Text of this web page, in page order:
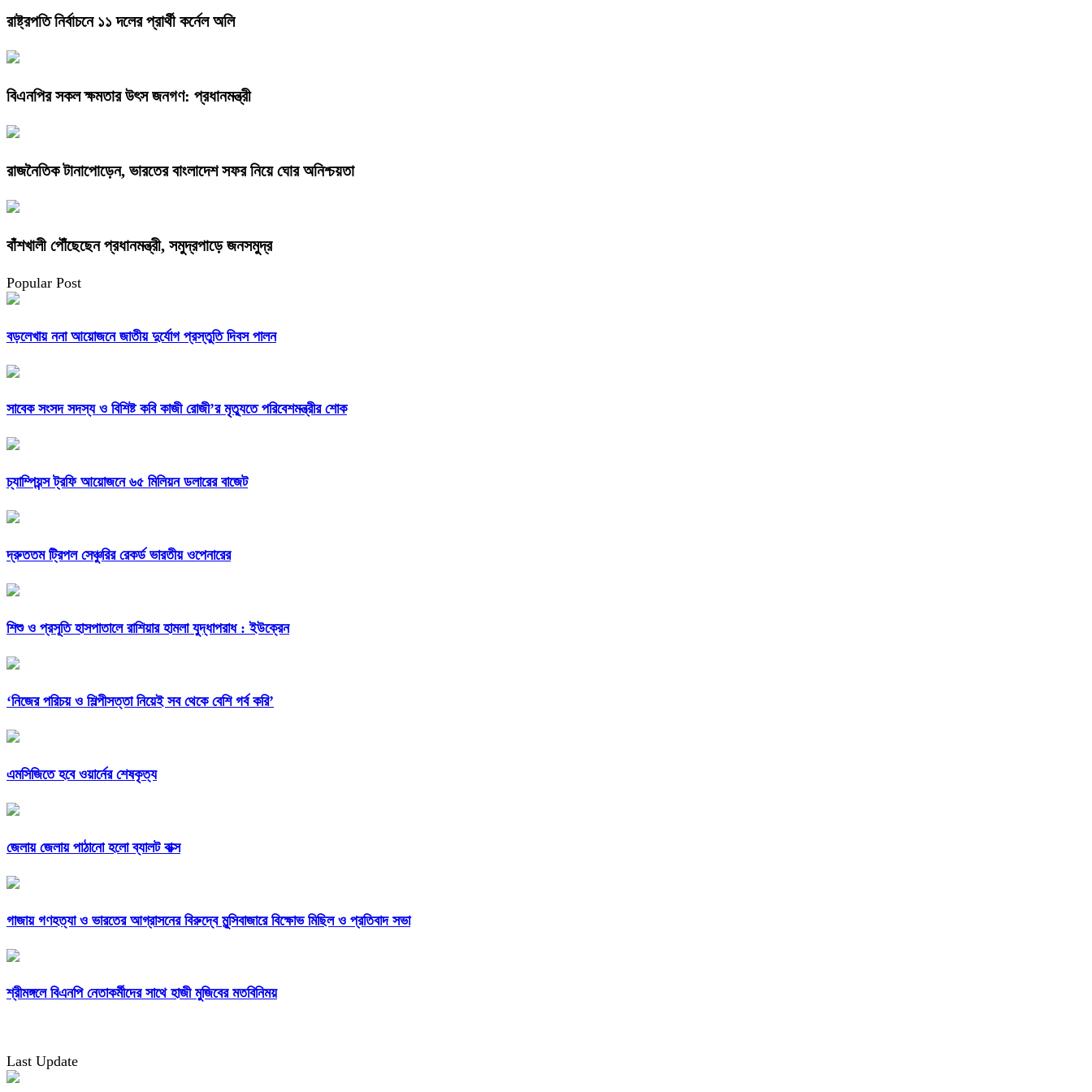
রাষ্ট্রপতি নির্বাচনে ১১ দলের প্রার্থী কর্নেল অলি
বিএনপির সকল ক্ষমতার উৎস জনগণ: প্রধানমন্ত্রী
রাজনৈতিক টানাপোড়েন, ভারতের বাংলাদেশ সফর নিয়ে ঘোর অনিশ্চয়তা
বাঁশখালী পৌঁছেছেন প্রধানমন্ত্রী, সমুদ্রপাড়ে জনসমুদ্র
Popular Post
বড়লেখায় ননা আয়োজনে জাতীয় দুর্যোগ প্রস্তুতি দিবস পালন
সাবেক সংসদ সদস্য ও বিশিষ্ট কবি কাজী রোজী’র মৃত্যুতে পরিবেশমন্ত্রীর শোক
চ্যাম্পিয়ন্স ট্রফি আয়োজনে ৬৫ মিলিয়ন ডলারের বাজেট
দ্রুততম ট্রিপল সেঞ্চুরির রেকর্ড ভারতীয় ওপেনারের
শিশু ও প্রসূতি হাসপাতালে রাশিয়ার হামলা যুদ্ধাপরাধ : ইউক্রেন
‘নিজের পরিচয় ও শিল্পীসত্তা নিয়েই সব থেকে বেশি গর্ব করি’
এমসিজিতে হবে ওয়ার্নের শেষকৃত্য
জেলায় জেলায় পাঠানো হলো ব্যালট বাক্স
গাজায় গণহত্যা ও ভারতের আগ্রাসনের বিরুদ্বে মুন্সিবাজারে বিক্ষোভ মিছিল ও প্রতিবাদ সভা
শ্রীমঙ্গলে বিএনপি নেতাকর্মীদের সাথে হাজী মুজিবের মতবিনিময়
Last Update